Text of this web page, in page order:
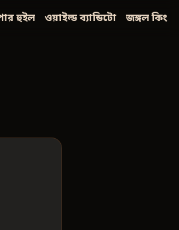
হুইল ওয়াইল্ড ব্যান্ডিটো জঙ্গল কিং